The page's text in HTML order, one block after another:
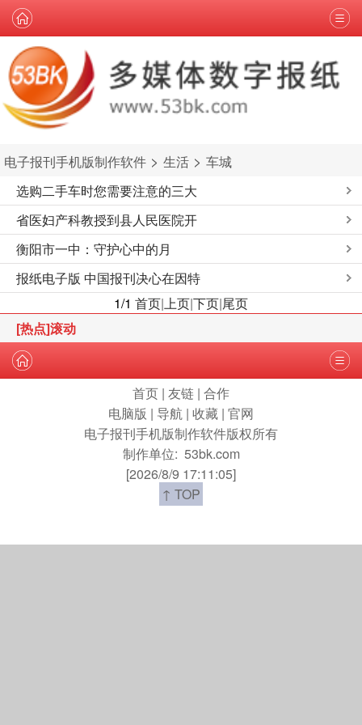
电子报刊手机版制作软件 > 生活 > 车城
选购二手车时您需要注意的三大
省医妇产科教授到县人民医院开
衡阳市一中：守护心中的月
报纸电子版 中国报刊决心在因特
1/1 首页|上页|下页|尾页
[热点]滚动
首页 | 友链 | 合作
电脑版 | 导航 | 收藏 | 官网
电子报刊手机版制作软件版权所有
制作单位: 53bk.com
[2026/8/9 17:11:05]
↑ TOP